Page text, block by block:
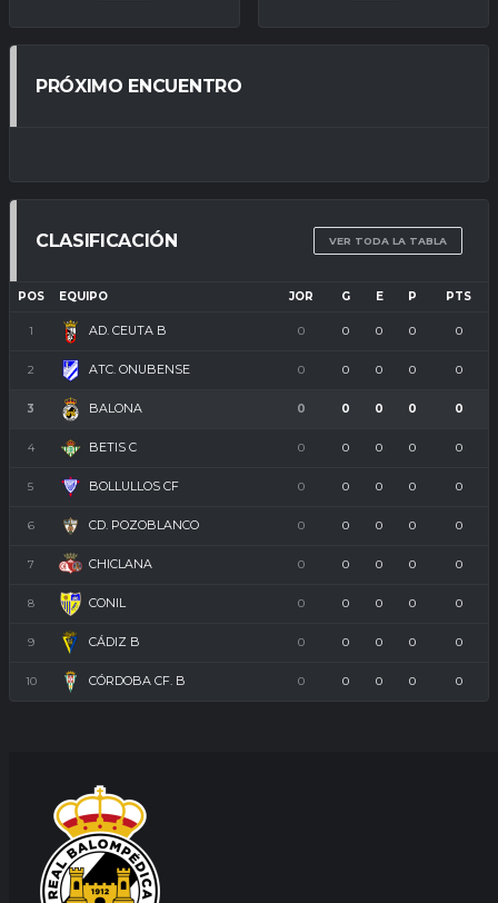
PRÓXIMO ENCUENTRO
CLASIFICACIÓN VER TODA LA TABLA
POS EQUIPO JOR G E P PTS
1 AD. CEUTA B 0 0 0 0 0
2 ATC. ONUBENSE 0 0 0 0 0
3 BALONA 0 0 0 0 0
4 BETIS C 0 0 0 0 0
5 BOLLULLOS CF 0 0 0 0 0
6 CD. POZOBLANCO 0 0 0 0 0
7 CHICLANA 0 0 0 0 0
8 CONIL 0 0 0 0 0
9 CÁDIZ B 0 0 0 0 0
10 CÓRDOBA CF. B 0 0 0 0 0